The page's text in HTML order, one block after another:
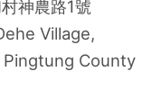
神農路1號
Village,
County